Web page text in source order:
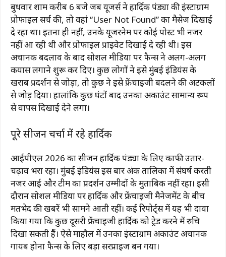
बुधवार शाम करीब 6 बजे जब यूजर्स ने हार्दिक पंड्या की इंस्टाग्राम
प्रोफाइल सर्च की, तो वहां “User Not Found” का मैसेज दिखाई
दे रहा था। इतना ही नहीं, उनके यूजरनेम पर कोई पोस्ट भी नजर
नहीं आ रही थी और प्रोफाइल प्राइवेट दिखाई दे रही थी। इस
अचानक बदलाव के बाद सोशल मीडिया पर फैन्स ने अलग-अलग
कयास लगाने शुरू कर दिए। कुछ लोगों ने इसे मुंबई इंडियंस के
खराब प्रदर्शन से जोड़ा, तो कुछ ने इसे फ्रेंचाइजी बदलने की अटकलों
से जोड़ दिया। हालांकि कुछ घंटों बाद उनका अकाउंट सामान्य रूप
से वापस दिखाई देने लगा।
पूरे सीजन चर्चा में रहे हार्दिक
आईपीएल 2026 का सीजन हार्दिक पंड्या के लिए काफी उतार-
चढ़ाव भरा रहा। मुंबई इंडियंस इस बार अंक तालिका में संघर्ष करती
नजर आई और टीम का प्रदर्शन उम्मीदों के मुताबिक नहीं रहा। इसी
दौरान सोशल मीडिया पर हार्दिक और फ्रेंचाइजी मैनेजमेंट के बीच
मतभेद की खबरें भी सामने आती रहीं। कई रिपोर्ट्स में यह भी दावा
किया गया कि कुछ दूसरी फ्रेंचाइजी हार्दिक को ट्रेड करने में रुचि
दिखा सकती हैं। ऐसे माहौल में उनका इंस्टाग्राम अकाउंट अचानक
गायब होना फैन्स के लिए बड़ा सरप्राइज बन गया।